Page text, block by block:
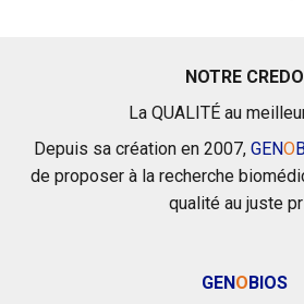
NOTRE CREDO
La QUALITÉ au
Depuis sa création en 2007, GENO
de proposer à la recherche
qualité au juste
GENOBIOS